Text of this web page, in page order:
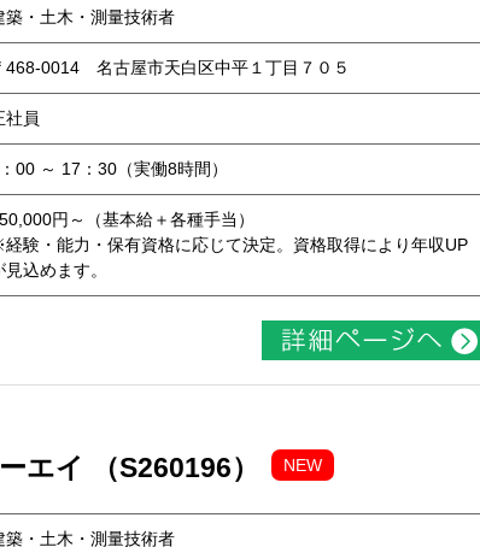
築・土木・測量技術者
468-0014 名古屋市天白区中平１丁目７０５
社員
00 ～ 17：30（実働8時間）
円～（基本給＋各種手当）
験・能力・保有資格に応じて決定。資格取得により年収UP
見込めます。
エイ （S260196） NEW
築・土木・測量技術者